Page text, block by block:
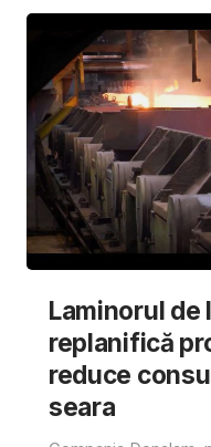
Laminorul de
replanifică
reduce
seara